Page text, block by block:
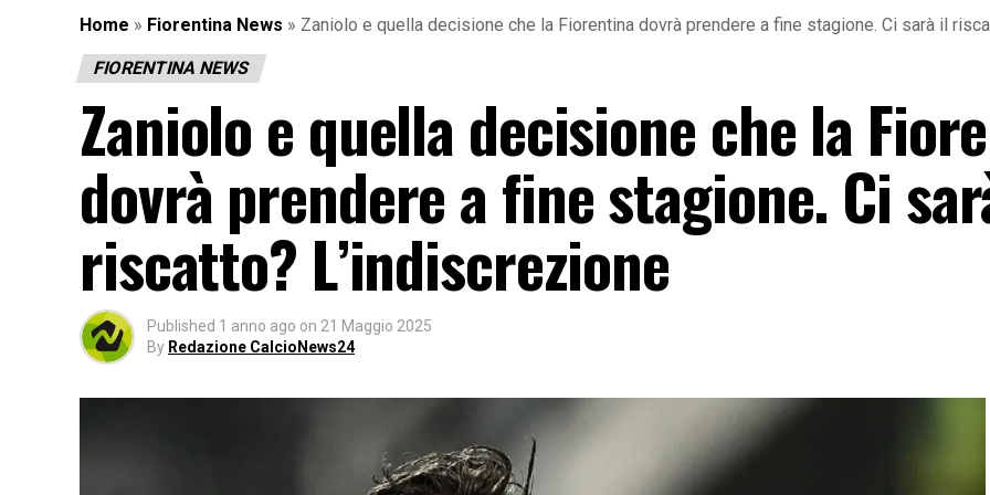
Home » Fiorentina News » Zaniolo e quella decisione che la Fiorentina dovrà prendere a fine stagione. Ci sarà il
FIORENTINA NEWS
Zaniolo e quella decisione che la
dovrà prendere a fine stagione. Ci
riscatto? L’indiscrezione
Published 1 anno ago on 21 Maggio 2025
By Redazione CalcioNews24